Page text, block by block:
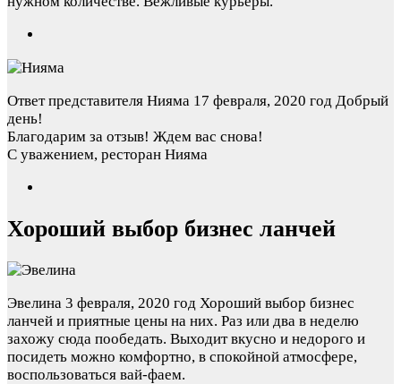
Ответ представителя Нияма 17 февраля, 2020 год Добрый
день!
Благодарим за отзыв! Ждем вас снова!
С уважением, ресторан Нияма
Хороший выбор бизнес ланчей
Эвелина 3 февраля, 2020 год Хороший выбор бизнес
ланчей и приятные цены на них. Раз или два в неделю
захожу сюда пообедать. Выходит вкусно и недорого и
посидеть можно комфортно, в спокойной атмосфере,
воспользоваться вай-фаем.